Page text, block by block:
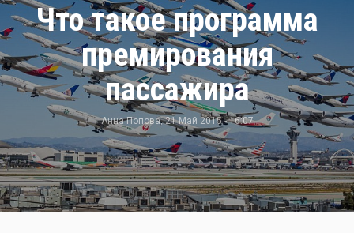
Что такое программа
премирования
пассажира
Анна Попова, 21 Май 2015 - 16:07